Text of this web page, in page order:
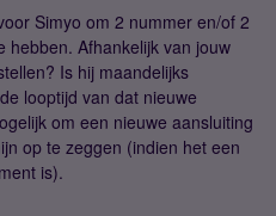
Simyo om 2 nummer en/of 2
hebben. Afhankelijk van jouw
Is hij maandelijks
looptijd van dat nieuwe
om een nieuwe aansluiting
op te zeggen (indien het een
is).